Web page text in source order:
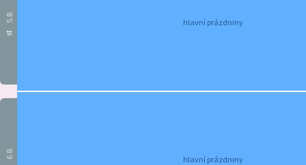
st
5.8. hlavní prázdniny
6.8. hlavní prázdniny